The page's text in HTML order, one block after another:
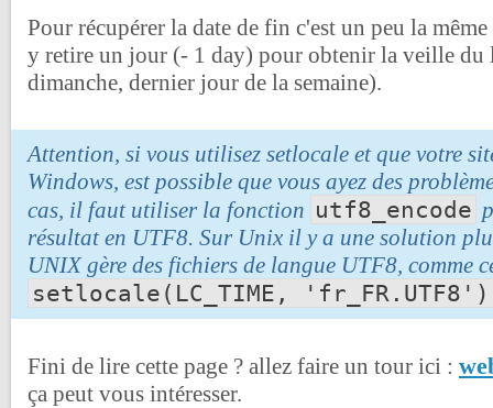
Pour récupérer la date de fin c'est un peu la
y retire un jour (- 1 day) pour obtenir la veille du
dimanche, dernier jour de la semaine).
Attention, si vous utilisez setlocale et que votre
Windows, est possible que vous ayez des
cas, il faut utiliser la fonction utf8_encode
résultat en UTF8. Sur Unix il y a une solution
UNIX gère des fichiers de langue UTF8, comme
setlocale(LC_TIME,
Fini de lire cette page ? allez faire un tour ici :
ça peut vous intéresser.